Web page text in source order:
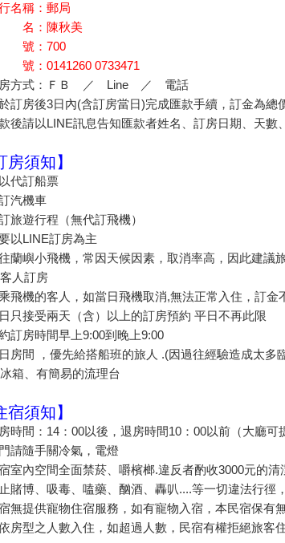
名稱：郵局
名：陳秋美
號：700
號：0141260 0733471
房方式：ＦＢ ／ Line ／ 電話
訂房後3日內(含訂房當日)完成匯款手續，訂金為總
後請以LINE訊息告知匯款者姓名、訂房日期、天數
房須知】
代訂船票
汽機車
旅遊行程（無代訂飛機）
以LINE訂房為主
蘭嶼小飛機，常因天候因素，取消率高，因此建議
人訂房
飛機的客人，如當日飛機取消,無法正常入住，訂金
只接受兩天（含）以上的訂房預約 平日不再此限
訂房時間早上9:00到晚上9:00
房間 ，優先給搭船班的旅人 .(因過往經驗造成太
箱、有簡易的流理台
宿須知】
時間：14：00以後，退房時間10：00以前（大廳
請隨手關冷氣，電燈
室內空間全面禁菸、嚼檳榔.違反者酌收3000元的清
賭博、吸毒、嗑藥、酗酒、轟叭....等一切違法行徑
無提供寵物住宿服務，如有寵物入宿，本民宿保有
房型之人數入住，如超過人數，民宿有權拒絕旅客